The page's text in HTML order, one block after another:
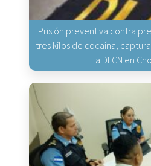
Prisión preventiva contra
tres kilos de cocaína,
la DLCN en